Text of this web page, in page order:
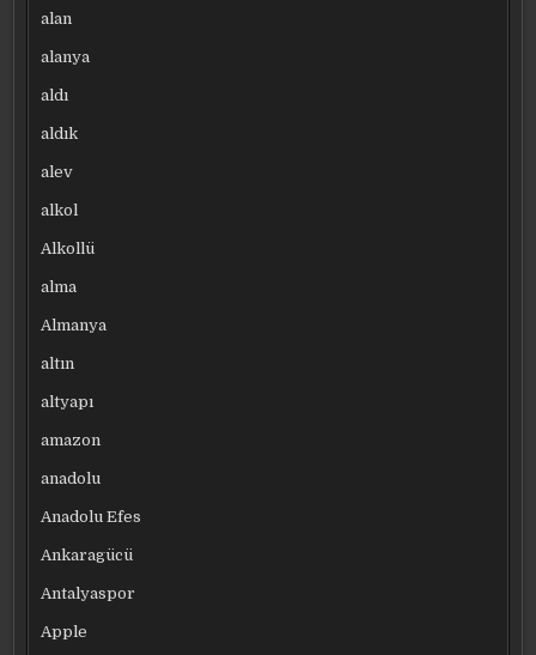
alan
alanya
aldı
aldık
alev
alkol
Alkollü
alma
Almanya
altın
altyapı
amazon
anadolu
Anadolu Efes
Ankaragücü
Antalyaspor
Apple